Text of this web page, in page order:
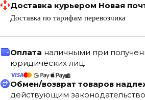
Доставка курьером Новая
Доставка по тарифам перевозчика
Оплата наличными при
юридических лиц.
Обмен/возврат товаров
действующим